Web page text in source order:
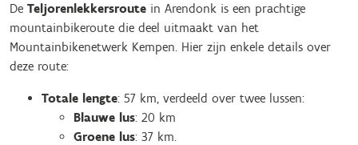
De Teljorenlekkersroute in Arendonk is een prachtige
mountainbikeroute die deel uitmaakt van het
Mountainbikenetwerk Kempen. Hier zijn enkele details over
deze route:
Totale lengte: 57 km, verdeeld over twee lussen:
Blauwe lus: 20 km
Groene lus: 37 km.